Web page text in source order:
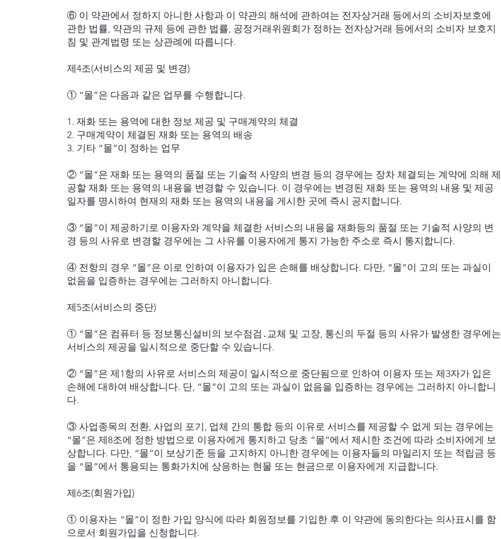
⑥ 이 약관에서 정하지 아니한 사항과 이 약관의 해석에 관하여는 전자상거래 등에서의 소비자보호에
관한 법률, 약관의 규제 등에 관한 법률, 공정거래위원회가 정하는 전자상거래 등에서의 소비자 보호지
침 및 관계법령 또는 상관례에 따릅니다.
제4조(서비스의 제공 및 변경)
① “몰”은 다음과 같은 업무를 수행합니다.
1. 재화 또는 용역에 대한 정보 제공 및 구매계약의 체결
2. 구매계약이 체결된 재화 또는 용역의 배송
3. 기타 “몰”이 정하는 업무
② “몰”은 재화 또는 용역의 품절 또는 기술적 사양의 변경 등의 경우에는 장차 체결되는 계약에 의해 제
공할 재화 또는 용역의 내용을 변경할 수 있습니다. 이 경우에는 변경된 재화 또는 용역의 내용 및 제공
일자를 명시하여 현재의 재화 또는 용역의 내용을 게시한 곳에 즉시 공지합니다.
③ “몰”이 제공하기로 이용자와 계약을 체결한 서비스의 내용을 재화등의 품절 또는 기술적 사양의 변
경 등의 사유로 변경할 경우에는 그 사유를 이용자에게 통지 가능한 주소로 즉시 통지합니다.
④ 전항의 경우 “몰”은 이로 인하여 이용자가 입은 손해를 배상합니다. 다만, “몰”이 고의 또는 과실이
없음을 입증하는 경우에는 그러하지 아니합니다.
제5조(서비스의 중단)
① “몰”은 컴퓨터 등 정보통신설비의 보수점검․교체 및 고장, 통신의 두절 등의 사유가 발생한 경우에는
서비스의 제공을 일시적으로 중단할 수 있습니다.
② “몰”은 제1항의 사유로 서비스의 제공이 일시적으로 중단됨으로 인하여 이용자 또는 제3자가 입은
손해에 대하여 배상합니다. 단, “몰”이 고의 또는 과실이 없음을 입증하는 경우에는 그러하지 아니합니
다.
③ 사업종목의 전환, 사업의 포기, 업체 간의 통합 등의 이유로 서비스를 제공할 수 없게 되는 경우에는
“몰”은 제8조에 정한 방법으로 이용자에게 통지하고 당초 “몰”에서 제시한 조건에 따라 소비자에게 보
상합니다. 다만, “몰”이 보상기준 등을 고지하지 아니한 경우에는 이용자들의 마일리지 또는 적립금 등
을 “몰”에서 통용되는 통화가치에 상응하는 현물 또는 현금으로 이용자에게 지급합니다.
제6조(회원가입)
① 이용자는 “몰”이 정한 가입 양식에 따라 회원정보를 기입한 후 이 약관에 동의한다는 의사표시를 함
으로서 회원가입을 신청합니다.